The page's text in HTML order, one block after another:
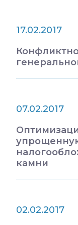
17.02.2017
07.02.2017
камни
02.02.2017